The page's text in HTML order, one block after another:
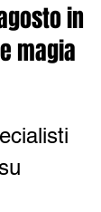
in
magia